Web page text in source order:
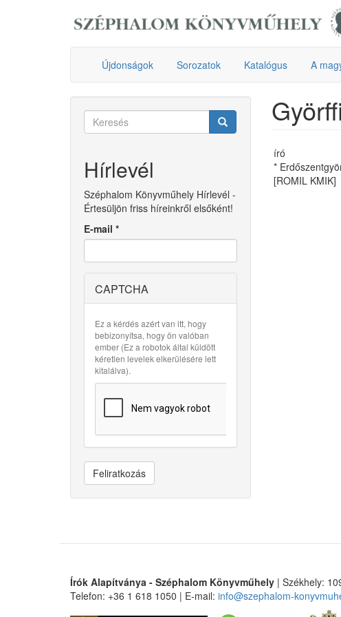
Újdonságok Sorozatok Katalógus A
Keresés
Hírlevél
Széphalom Könyvműhely Hírlevél -
Értesüljön friss híreinkről elsőként!
E-mail *
CAPTCHA
Ez a kérdés azért van itt, hogy
bebizonyítsa, hogy ön valóban
ember (Ez a robotok által küldött
kéretlen levelek elkerülésére lett
kitalálva).
Feliratkozás
író
*
[ROMIL KMIK]
Írók Alapítványa - Széphalom Könyvműhely | Székhely:
Telefon: +36 1 618 1050 | E-mail: info@szephalom-